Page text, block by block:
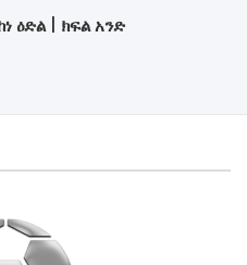
ዕድል | ክፍል አንድ